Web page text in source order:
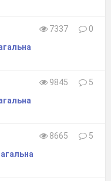
7337
0
9845
5
8665
5